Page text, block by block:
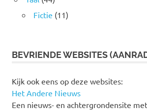
Fictie (11)
BEVRIENDE WEBSITES
Kijk ook eens op deze websites:
Het Andere Nieuws
Een nieuws- en achtergrondensite